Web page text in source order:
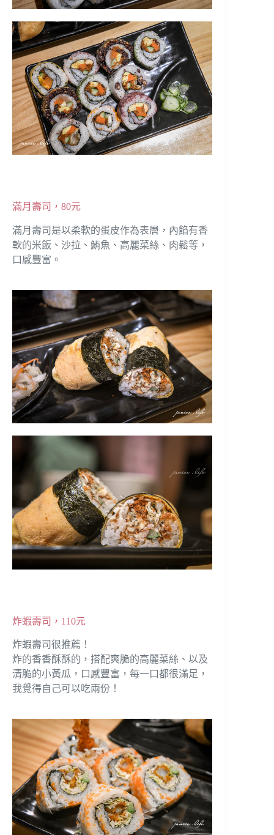
滿月壽司，80元
滿月壽司是以柔軟的蛋皮作為表層，內餡有香
軟的米飯、沙拉、鮪魚、高麗菜絲、肉鬆等，
口感豐富。
炸蝦壽司，110元
炸蝦壽司很推薦！
炸的香香酥酥的，搭配爽脆的高麗菜絲、以及
清脆的小黃瓜，口感豐富，每一口都很滿足，
我覺得自己可以吃兩份！